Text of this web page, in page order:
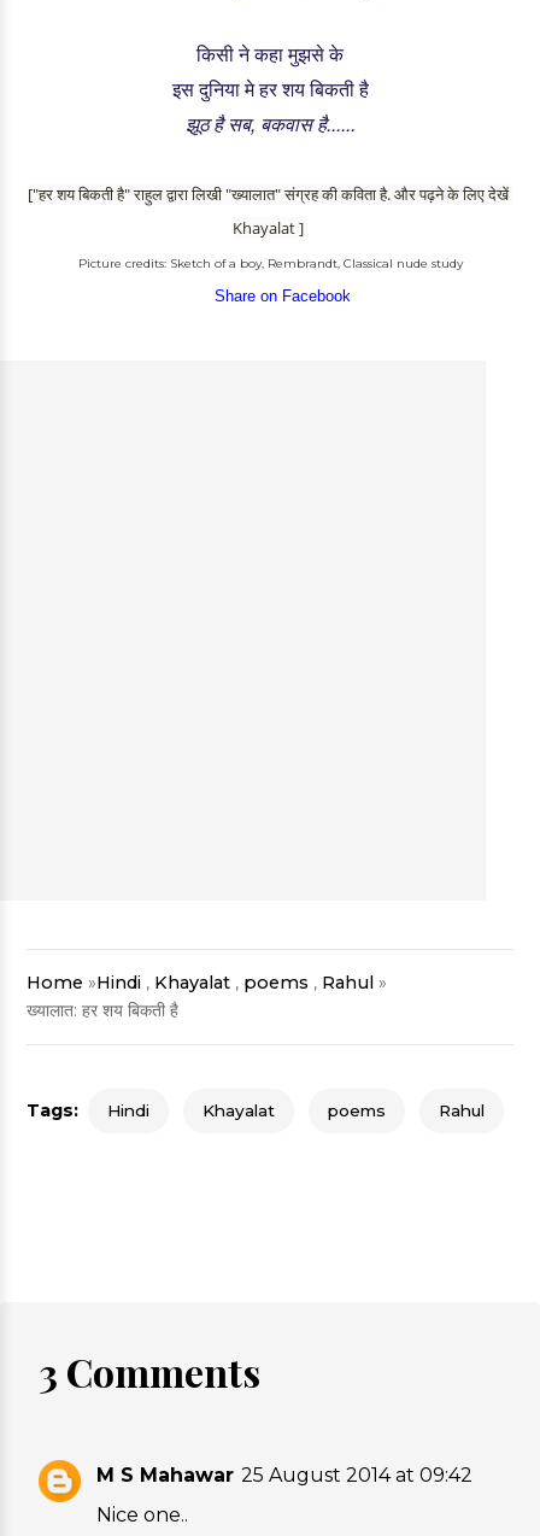
किसी ने कहा मुझसे के
इस दुनिया मे हर शय बिकती है
झूठ है सब, बकवास है......
["हर शय बिकती है" राहुल द्वारा लिखी "ख्यालात" संग्रह की कविता है. और पढ़ने के लिए देखें
Khayalat]
Picture credits: Sketch of a boy, Rembrandt, Classical nude study
Share on Facebook
Home »Hindi , Khayalat , poems , Rahul»
ख्यालात: हर शय बिकती है
Tags: Hindi Khayalat poems Rahul
3 Comments
M S Mahawar 25 August 2014 at 09:42
Nice one..